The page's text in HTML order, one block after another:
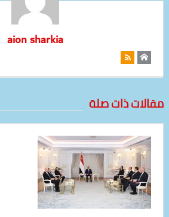
aion sharkia
مقالات ذات صلة